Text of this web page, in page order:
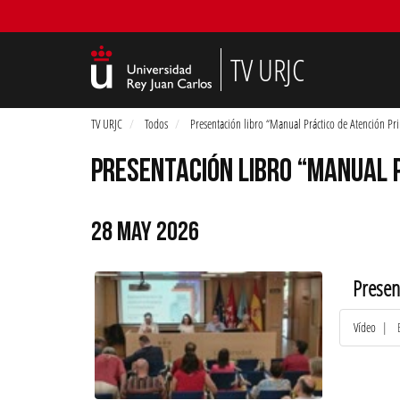
TV URJC
TV URJC Todos Presentación libro “Manual Práctico de Atención
PRESENTACIÓN LIBRO
28 MAY 2026
Vídeo |